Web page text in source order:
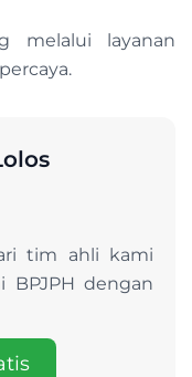
melalui layanan
tim ahli kami
dengan